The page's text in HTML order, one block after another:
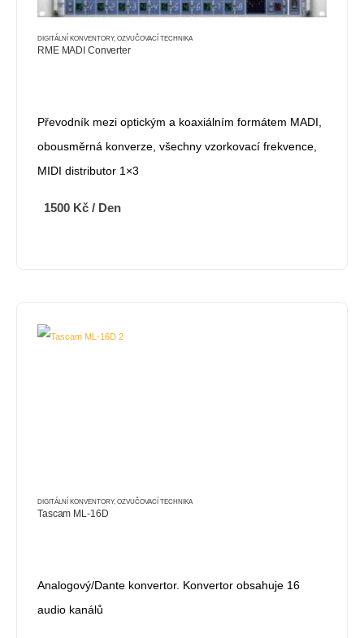
DIGITÁLNÍ KONVENTORY, OZVUČOVACÍ TECHNIKA
RME MADI Converter
Převodník mezi optickým a koaxiálním formátem MADI,
obousměrná konverze, všechny vzorkovací frekvence,
MIDI distributor 1×3
1500 Kč / Den
DIGITÁLNÍ KONVENTORY, OZVUČOVACÍ TECHNIKA
Tascam ML-16D
Analogový/Dante konvertor. Konvertor obsahuje 16
audio kanálů